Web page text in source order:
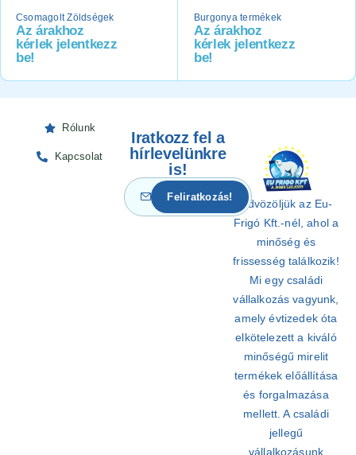
Csomagolt Zöldségek
Az árakhoz
kérlek jelentkezz
be!
Burgonya termékek
Az árakhoz
kérlek jelentkezz
be!
Rólunk
Kapcsolat
Üdvözöljük az Eu-
Frigó Kft.-nél, ahol a
minőség és
frissesség találkozik!
Mi egy családi
vállalkozás vagyunk,
amely évtizedek óta
elkötelezett a kiváló
minőségű mirelit
termékek előállítása
és forgalmazása
mellett. A családi
jellegű
vállalkozásunk
Iratkozz fel a
hírlevelünkre
is!